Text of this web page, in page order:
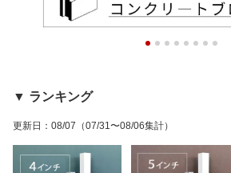
▼ ランキング
更新日 ： 08/07 （07/31〜08/06集計）